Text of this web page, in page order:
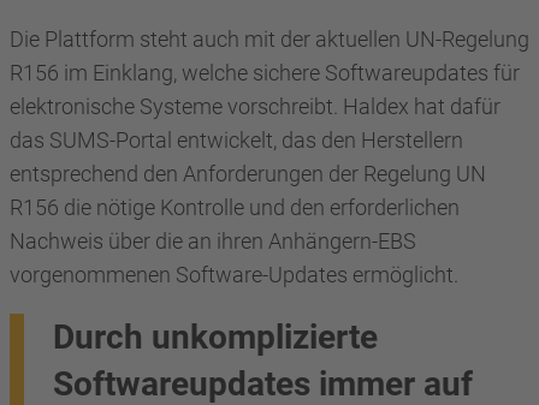
Die Plattform steht auch mit der aktuellen UN-Regelung
R156 im Einklang, welche sichere Softwareupdates für
elektronische Systeme vorschreibt. Haldex hat dafür
das SUMS-Portal entwickelt, das den Herstellern
entsprechend den Anforderungen der Regelung UN
R156 die nötige Kontrolle und den erforderlichen
Nachweis über die an ihren Anhängern-EBS
vorgenommenen Software-Updates ermöglicht.
Durch unkomplizierte
Softwareupdates immer auf